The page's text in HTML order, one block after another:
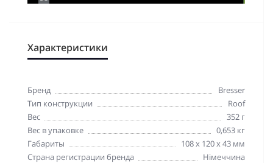
Характеристики
Бренд
Bresser
Тип конструкции
Roof
Вес
352 г
Вес в упаковке
0,653 кг
Габариты
108 х 120 х 43 мм
Страна регистрации бренда
Німеччина